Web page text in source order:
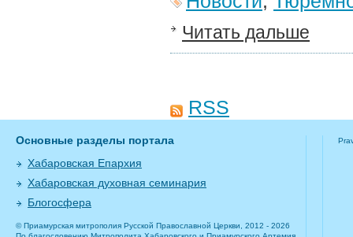
Читать дальше
RSS
Основные разделы портала
Хабаровская Епархия
Хабаровская духовная семинария
Блогосфера
© Приамурская митрополия Русской Православной Церкви, 2012 - 2026